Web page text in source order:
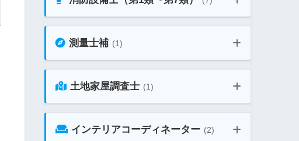
第2種冷凍機械責任者 教材ガイド
2級ボイラー技士 教材ガイド
消防設備士 第1類 教材ガイド
測量士補 (1)
測量士補 教材ガイド
土地家屋調査士 (1)
土地家屋調査士 教材ガイド
インテリアコーディネーター (2)